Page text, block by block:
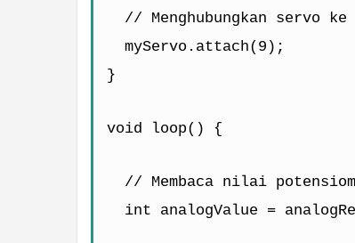
// Menghubungkan servo
myServo.attach(9);
}
void loop() {
// Membaca nilai
int analogValue =